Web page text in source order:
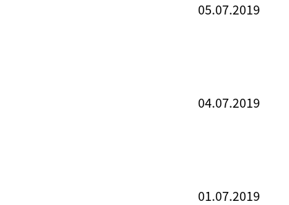
05.07.2019
04.07.2019
01.07.2019